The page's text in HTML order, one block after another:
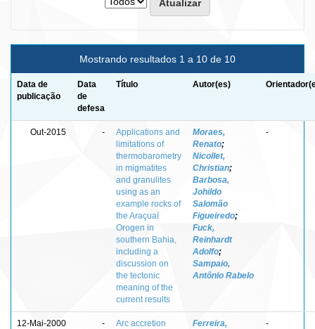
Mostrando resultados 1 a 10 de 10
Data de
publicação
Data
de
defesa
Título Autor(es)
Out-2015 -
Applications and
limitations of
thermobarometry
in migmatites
and granulites
using as an
example rocks of
the Araçuaí
Orogen in
southern Bahia,
including a
discussion on
the tectonic
meaning of the
current results
Moraes,
Renato;
Nicollet,
Christian;
Barbosa,
Johildo
Salomão
Figueiredo;
Fuck,
Reinhardt
Adolfo;
Sampaio,
Antônio Rabelo
-
12-Mai-2000 -
Arc accretion
Ferreira,
-